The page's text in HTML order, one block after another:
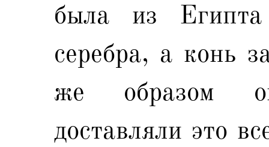
была из
серебра, а конь
же образом
доставляли это